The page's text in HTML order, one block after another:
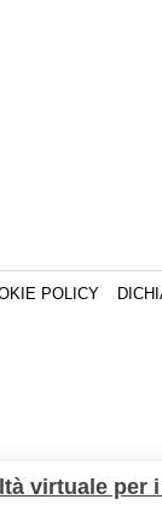
virtuale per
POLICY